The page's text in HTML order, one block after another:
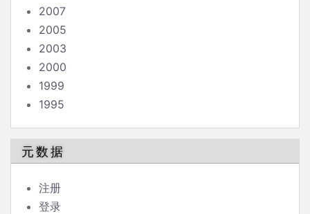
2007
2005
2003
2000
1999
1995
元数据
注册
登录